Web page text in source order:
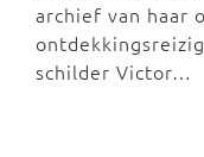
archief van haar
schilder Victor…